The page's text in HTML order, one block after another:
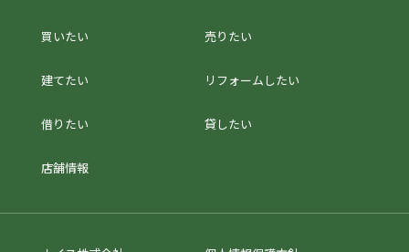
買いたい 売りたい
建てたい リフォームしたい
借りたい 貸したい
店舗情報